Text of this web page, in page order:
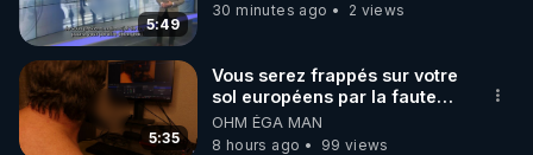
5:49
30 minutes ago
2 views
5:35
Vous serez frappés sur votre
sol européens par la faute
des dirigeants qui s'en
mettent dans le nez
OHM ÉGA MAN
8 hours ago
99 views